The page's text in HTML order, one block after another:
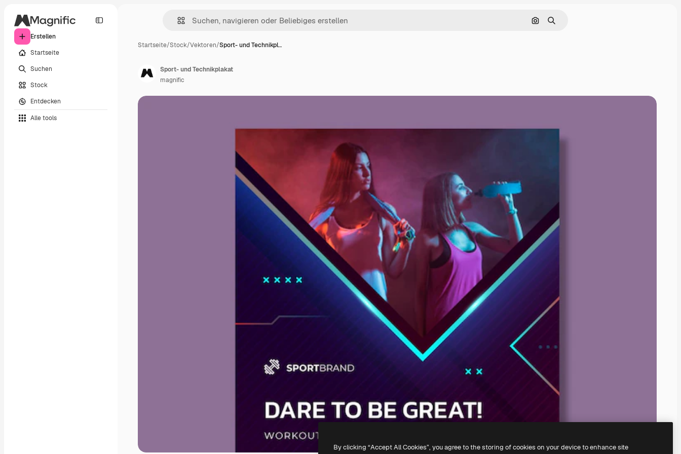
Erstellen
Startseite
Suchen
Stock
Entdecken
Alle tools
Nach Bild suchen
Suchen
Startseite/Stock/Vektoren/Sport- und Technikpl…
Sport- und Technikplakat
magnific
By clicking “Accept All Cookies”, you agree to the storing of cookies on your device to enhance site